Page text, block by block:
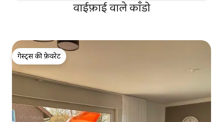
वाईफ़ाई वाले काँडो
गेस्ट्स की फ़ेवरेट
गेस्ट्स की फ़ेवरेट